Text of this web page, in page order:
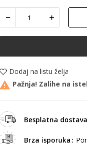
Dodaj na listu želja
 Pažnja! Zalihe na
Besplatna dostava
Brza isporuka